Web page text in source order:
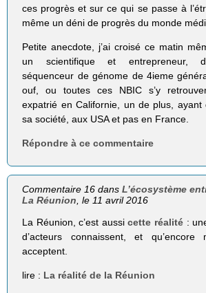
ces progrès et sur ce qui se passe à
même un déni de progrès du monde
Petite anecdote, j’ai croisé ce matin
un scientifique et entrepreneur,
séquenceur de génome de 4ieme
ouf, ou toutes ces NBIC s’y
expatrié en Californie, un de plus, ayant
sa société, aux USA et pas en France.
Répondre à ce commentaire
Commentaire 16 dansL’écosystème
La Réunion , le 11 avril 2016
La Réunion, c’est aussicette réalité :
d’acteurs connaissent, et qu’encore
acceptent.
lire : La réalité de la Réunion